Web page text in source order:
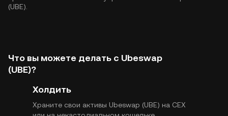
(UBE).
Что вы можете делать с Ubeswap
(UBE)?
Холдить
Храните свои активы Ubeswap (UBE) на CEX